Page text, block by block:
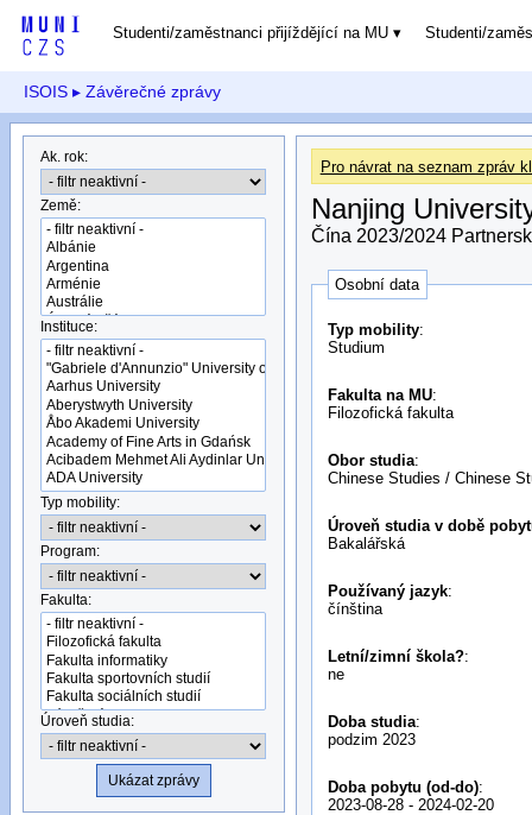
Studenti/zaměstnanci přijíždějící na MU Studenti/
ISOIS ▸ Závěrečné zprávy
Ak. rok:
Země:
Instituce:
Typ mobility:
Program:
Fakulta:
Úroveň studia:
Pro návrat na seznam zpráv
Nanjing
Čína 2023/2024
Osobní data
Typ mobility:
Studium
Fakulta na MU:
Filozofická fakulta
Obor studia:
Chinese Studies / Chinese
Úroveň studia v době
Bakalářská
Používaný jazyk:
čínština
Letní/zimní škola?:
ne
Doba studia:
podzim 2023
Doba pobytu (od-do):
2023-08-28 - 2024-02-20